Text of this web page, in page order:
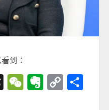
到：
Threads
WeChat
Evernote
Copy